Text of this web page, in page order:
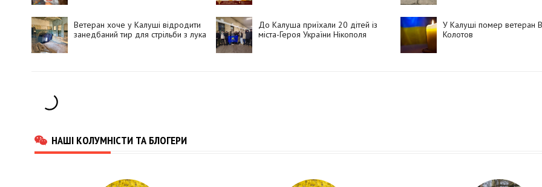
Ветеран хоче у Калуші відродити
занедбаний тир для стрільби з лука
До Калуша приїхали 20 дітей із
міста-Героя України Нікополя
У Калуші помер ветеран
Колотов
НАШІ КОЛУМНІСТИ ТА БЛОГЕРИ